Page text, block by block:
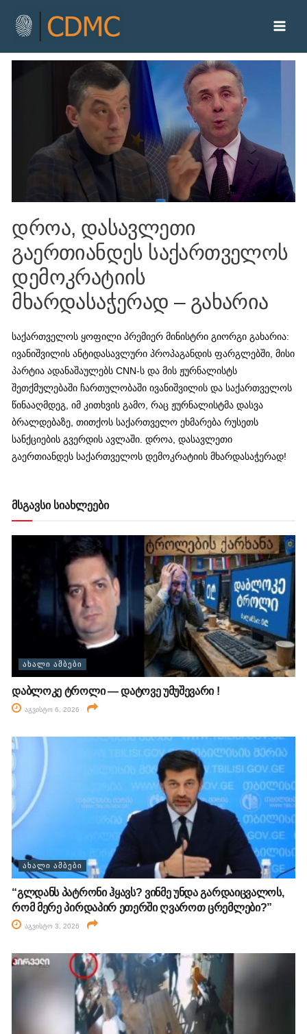
დროა, დასავლეთი
გაერთიანდეს საქართველოს
დემოკრატიის
მხარდასაჭერად – გახარია
საქართველოს ყოფილი პრემიერ მინისტრი გიორგი გახარია:
ივანიშვილის ანტიდასავლური პროპაგანდის ფარგლებში, მისი
პარტია ადანაშაულებს CNN-ს და მის ჟურნალისტს
შეთქმულებაში ჩართულობაში ივანიშვილის და საქართველოს
წინააღმდეგ, იმ კითხვის გამო, რაც ჟურნალისტმა დასვა
ბრალდებაზე, თითქოს საქართველო ეხმარება რუსეთს
სანქციების გვერდის ავლაში. დროა, დასავლეთი
გაერთიანდეს საქართველოს დემოკრატიის მხარდასაჭერად!
მსგავსი სიახლეები
ᲐᲮᲐᲚᲘ ᲐᲛᲑᲔᲑᲘ
დაბლოკე ტროლი — დატოვე უმუშევარი !
აგვისტო 6, 2026
ᲐᲮᲐᲚᲘ ᲐᲛᲑᲔᲑᲘ
“გლდანს პატრონი ჰყავს? ვინმე უნდა გარდაიცვალოს,
რომ მერე პირდაპირ ეთერში ღვაროთ ცრემლები?”
აგვისტო 3, 2026